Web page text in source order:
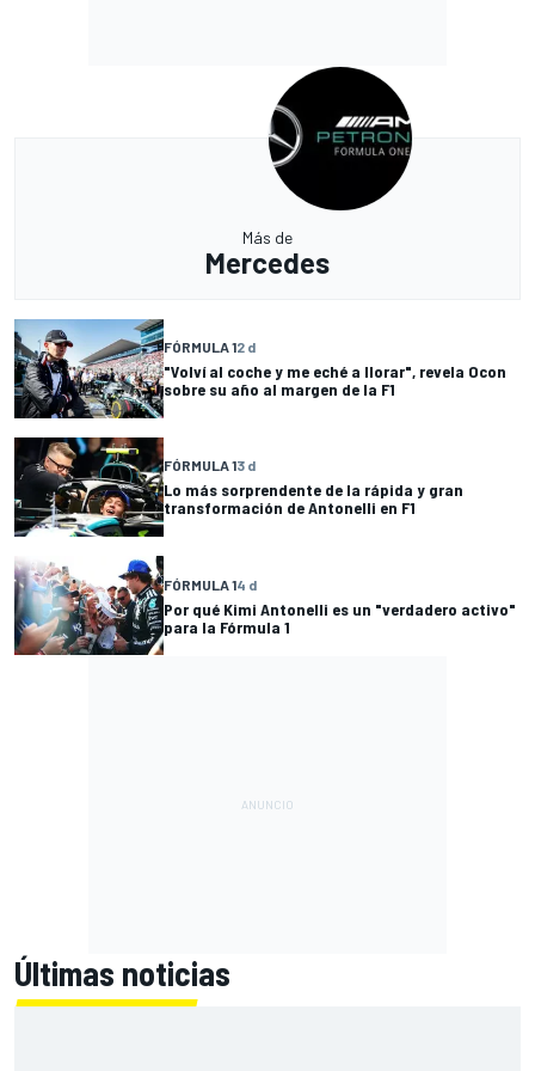
Más de
Mercedes
FÓRMULA 12 d
"Volví al coche y me eché a llorar", revela Ocon
sobre su año al margen de la F1
FÓRMULA 13 d
Lo más sorprendente de la rápida y gran
transformación de Antonelli en F1
FÓRMULA 14 d
Por qué Kimi Antonelli es un "verdadero activo"
para la Fórmula 1
Últimas noticias